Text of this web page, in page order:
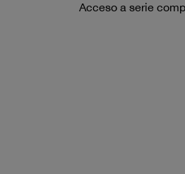
Acceso a serie